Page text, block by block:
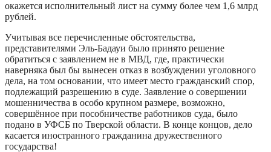
окажется исполнительный лист на сумму более чем 1,6 млрд
рублей.
Учитывая все перечисленные обстоятельства,
представителями Эль-Бадауи было принято решение
обратиться с заявлением не в МВД, где, практически
наверняка был бы вынесен отказ в возбуждении уголовного
дела, на том основании, что имеет место гражданский спор,
подлежащий разрешению в суде. Заявление о совершении
мошенничества в особо крупном размере, возможно,
совершённое при пособничестве работников суда, было
подано в УФСБ по Тверской области. В конце концов, дело
касается иностранного гражданина дружественного
государства!